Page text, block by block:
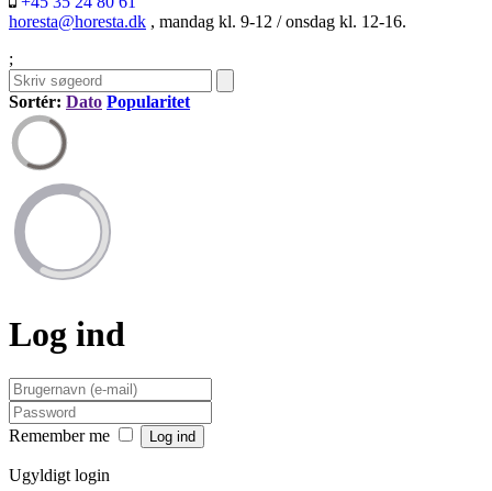
horesta@horesta.dk , mandag kl. 9-12 / onsdag kl. 12-16.
;
Sortér: Dato Popularitet
Log ind
Remember me
Ugyldigt login